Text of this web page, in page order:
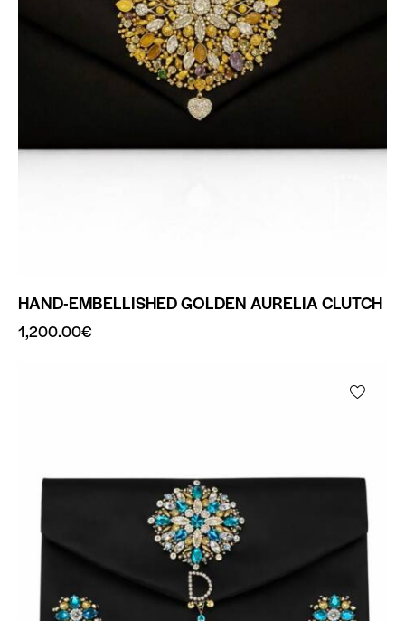
HAND-EMBELLISHED GOLDEN AURELIA CLUTCH
1,200.00€